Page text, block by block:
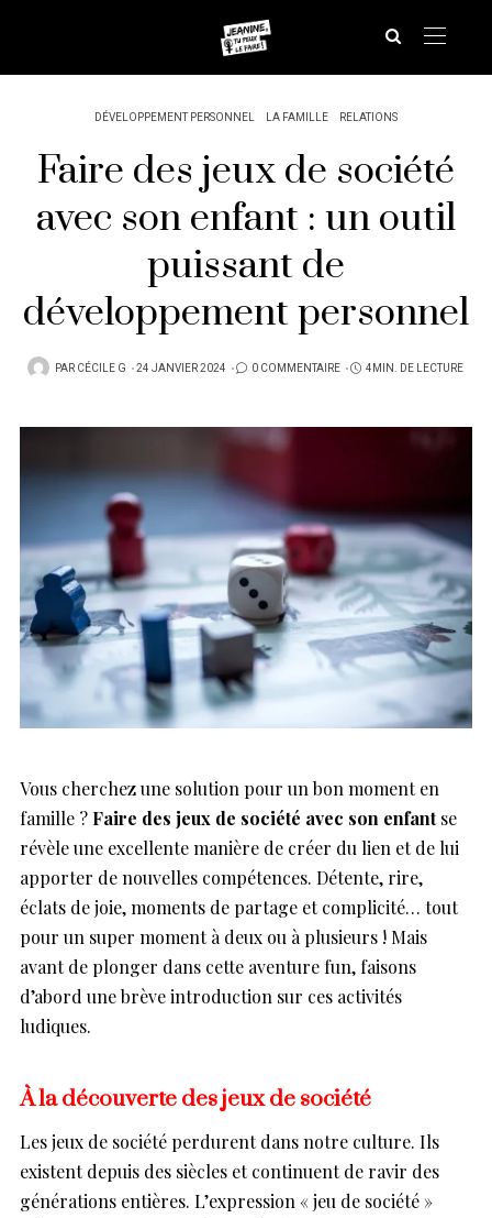
DÉVELOPPEMENT PERSONNEL LA FAMILLE RELATIONS
Faire des jeux de société
avec son enfant : un outil
puissant de
développement personnel
PAR CÉCILE G
PUBLIÉ
24 JANVIER 2024 0 COMMENTAIRE 4MIN. DE LECTURE
Vous cherchez une solution pour un bon moment en
famille ? Faire des jeux de société avec son enfantse
révèle une excellente manière de créer du lien et de lui
apporter de nouvelles compétences. Détente, rire,
éclats de joie, moments de partage et complicité… tout
pour un super moment à deux ou à plusieurs ! Mais
avant de plonger dans cette aventure fun, faisons
d’abord une brève introduction sur ces activités
ludiques.
À la découverte des jeux de société
Les jeux de société perdurent dans notre culture. Ils
existent depuis des siècles et continuent de ravir des
générations entières. L’expression « jeu de société »